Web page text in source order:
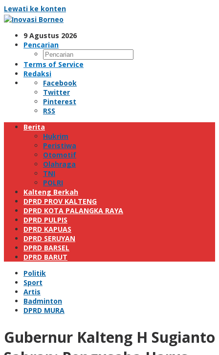
Lewati ke konten
9 Agustus 2026
Pencarian
Terms of Service
Redaksi
Facebook
Twitter
Pinterest
RSS
Berita
Hukrim
Peristiwa
Otomotif
Olahraga
TNI
POLRI
Kalteng Berkah
DPRD PROV KALTENG
DPRD KOTA PALANGKA RAYA
DPRD PULPIS
DPRD KAPUAS
DPRD SERUYAN
DPRD BARSEL
DPRD BARUT
Politik
Sport
Artis
Badminton
DPRD MURA
Gubernur Kalteng H Sugianto